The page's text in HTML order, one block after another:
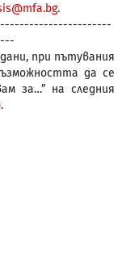
.
при пътувания
да се
за…” на следния
.